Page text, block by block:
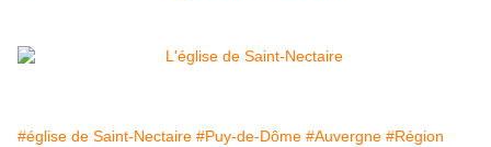
#église de Saint-Nectaire #Puy-de-Dôme #Auvergne #Région